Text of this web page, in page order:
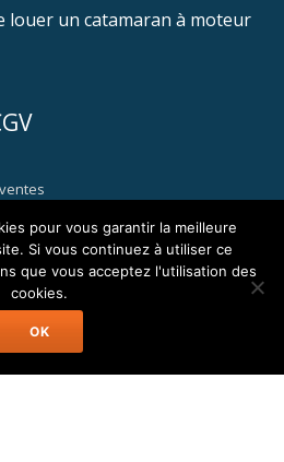
louer un catamaran à moteur
pour vous garantir la meilleure
Si vous continuez à utiliser ce
que vous acceptez l'utilisation des
cookies.
OK